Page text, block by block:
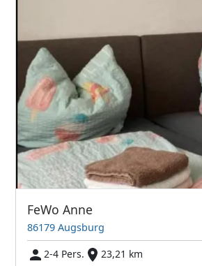
FeWo Anne
86179 Augsburg
2-4 Pers.
23,21 km